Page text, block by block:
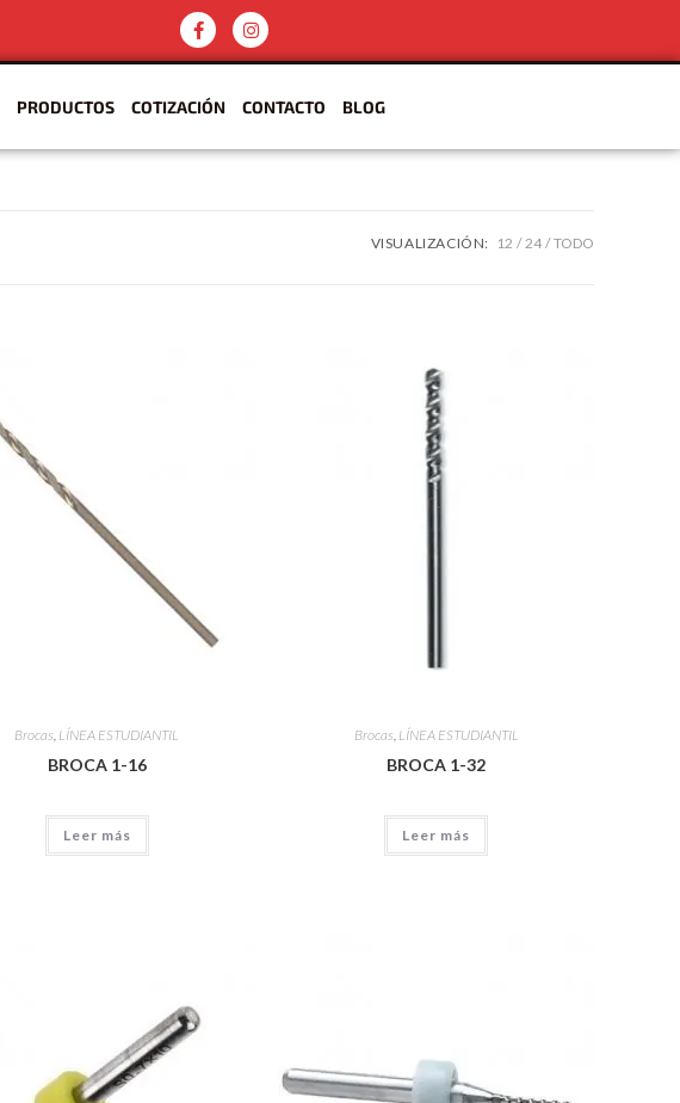
PRODUCTOS COTIZACIÓN CONTACTO BLOG
VISUALIZACIÓN: 12 24 TODO
Brocas, LÍNEA ESTUDIANTIL
BROCA 1-16
Leer más
Brocas, LÍNEA ESTUDIANTIL
BROCA 1-32
Leer más